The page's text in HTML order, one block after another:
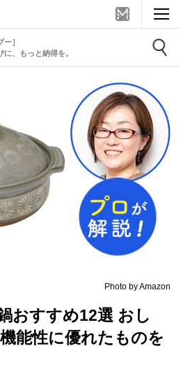
ー］
に、もっと納得を。
Photo by Amazon
おすすめ12選 おし
能性に優れたものを